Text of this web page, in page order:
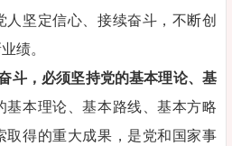
坚定信心、接续奋斗，不断创
绩。
，必须坚持党的基本理论、基
基本理论、基本路线、基本方略
取得的重大成果，是党和国家事